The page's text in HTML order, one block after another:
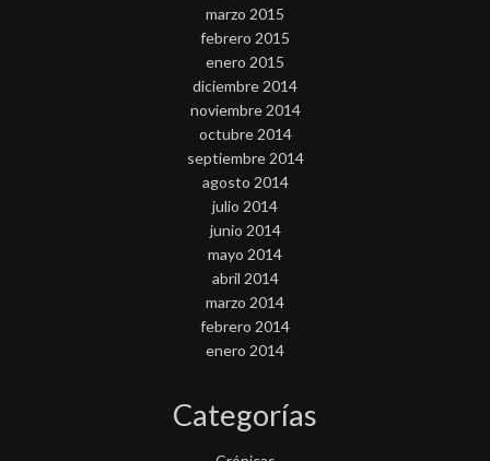
marzo 2015
febrero 2015
enero 2015
diciembre 2014
noviembre 2014
octubre 2014
septiembre 2014
agosto 2014
julio 2014
junio 2014
mayo 2014
abril 2014
marzo 2014
febrero 2014
enero 2014
Categorías